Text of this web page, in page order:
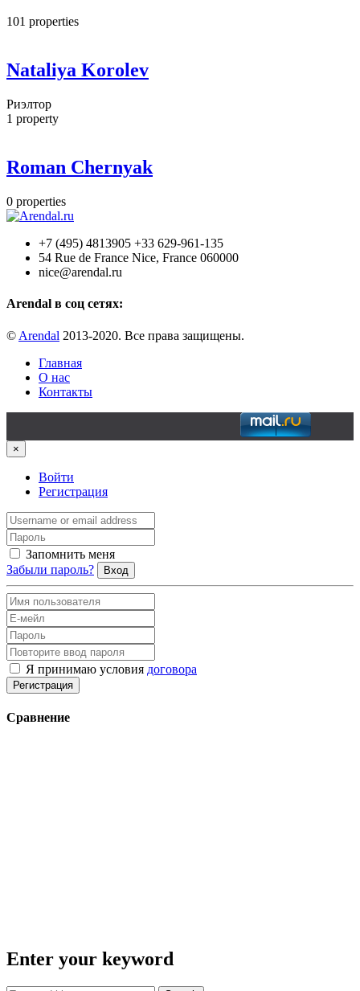
101 properties
Nataliya Korolev
Риэлтор
1 property
Roman Chernyak
0 properties
+7 (495) 4813905 +33 629-961-135
54 Rue de France Nice, France 060000
nice@arendal.ru
Arendal в соц сетях:
© Arendal 2013-2020. Все права защищены.
Главная
О нас
Контакты
×
Войти
Регистрация
Запомнить меня
Забыли пароль?
Вход
Я принимаю условия договора
Регистрация
Сравнение
Enter your keyword